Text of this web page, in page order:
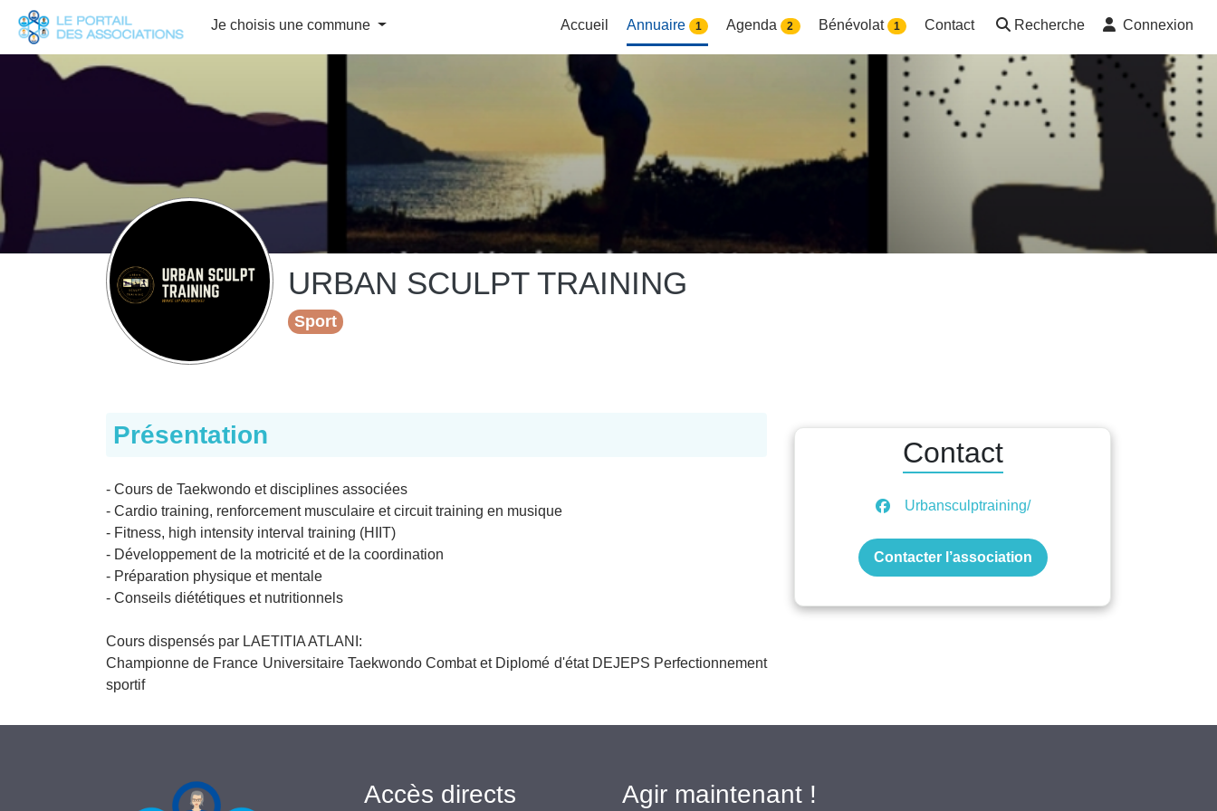
Je choisis une commune Accueil Annuaire 1 Agenda 2 Bénévolat 1 Contact Recherche Connexion
URBAN SCULPT TRAINING
Sport
Présentation
- Cours de Taekwondo et disciplines associées
- Cardio training, renforcement musculaire et circuit training en musique
- Fitness, high intensity interval training (HIIT)
- Développement de la motricité et de la coordination
- Préparation physique et mentale
- Conseils diététiques et nutritionnels
Cours dispensés par LAETITIA ATLANI:
Championne de France Universitaire Taekwondo Combat et Diplomé d'état DEJEPS Perfectionnement
sportif
Contact
Urbansculptraining/
Contacter l’association
Accès directs Agir maintenant !
Panneau de gestion des cookies